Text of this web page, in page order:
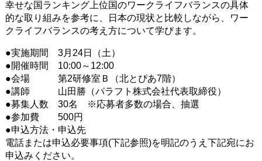
幸せな国ランキング上位国のワークライフバランスの具体
的な取り組みを参考に、日本の現状と比較しながら、ワー
クライフバランスの考え方について学びます。
●実施期間 3月24日（土）
●開催時間 10:00～12:00
●会場 第2研修室Ｂ（北とぴあ7階）
●講師 山田勝（パラフト株式会社代表取締役）
●募集人数 30名 ※応募者多数の場合、抽選
●参加費 500円
●申込方法・申込先
電話または申込必要事項(下記参照)を明記のうえ下記宛にお
申込みください。